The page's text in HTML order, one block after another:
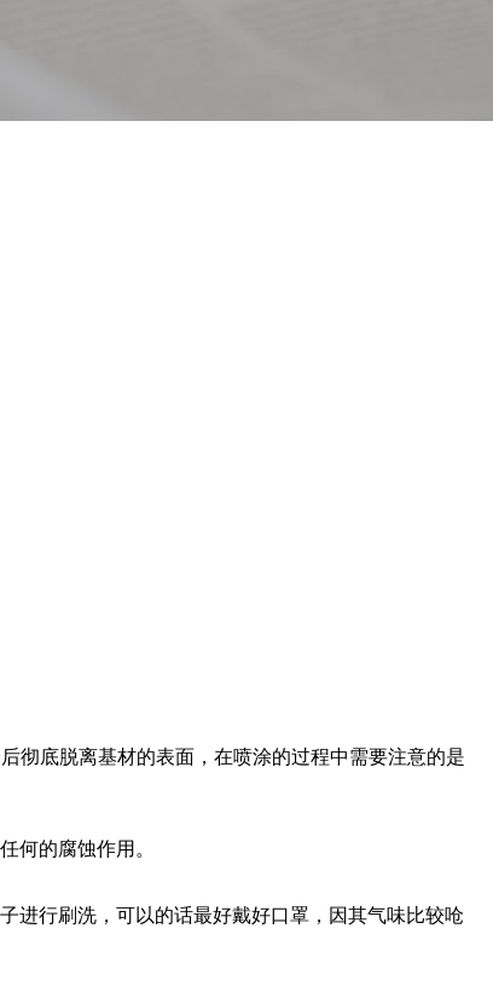
彻底脱离基材的表面，在喷涂的过程中需要注意的是
何的腐蚀作用。
进行刷洗，可以的话最好戴好口罩，因其气味比较呛